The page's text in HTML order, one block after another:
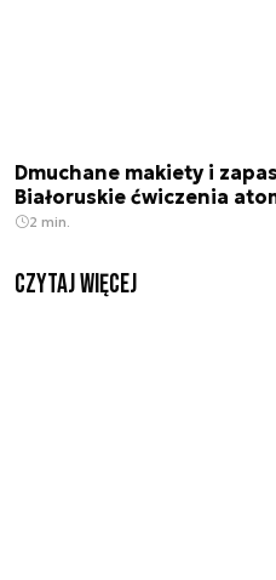
Dmuchane makiety i
Białoruskie ćwiczenia
2 min.
czytaj więcej